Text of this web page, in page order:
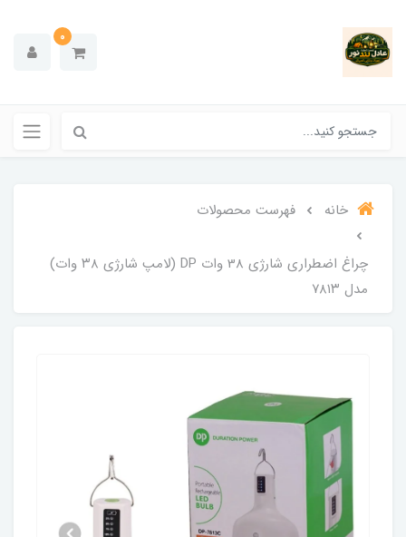
0
خانه فهرست محصولات
چراغ اضطراری شارژی 38 وات DP (لامپ شارژی ۳۸ وات)
مدل ۷۸۱۳